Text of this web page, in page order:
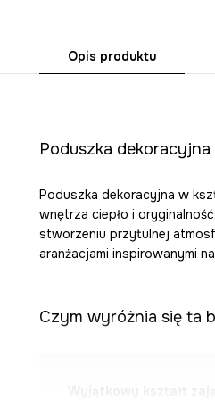
Opis produktu
Poduszka
Poduszka dekoracyjna w
wnętrza ciepło i
stworzeniu przytulnej
aranżacjami inspirowanymi
Czym wyróżnia się ta